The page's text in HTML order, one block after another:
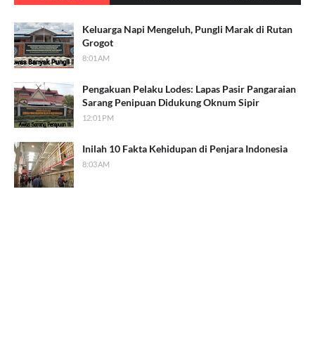
Keluarga Napi Mengeluh, Pungli Marak di Rutan
Grogot
8:01 AM
Pengakuan Pelaku Lodes: Lapas Pasir Pangaraian
Sarang Penipuan Didukung Oknum Sipir
12:01 PM
Inilah 10 Fakta Kehidupan di Penjara Indonesia
8:03 AM